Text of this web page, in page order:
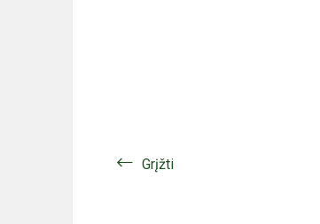
Grįžti